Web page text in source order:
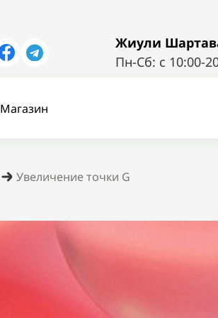
Жиули
Пн-Сб: с 10:00-
Магазин
Увеличение точки G